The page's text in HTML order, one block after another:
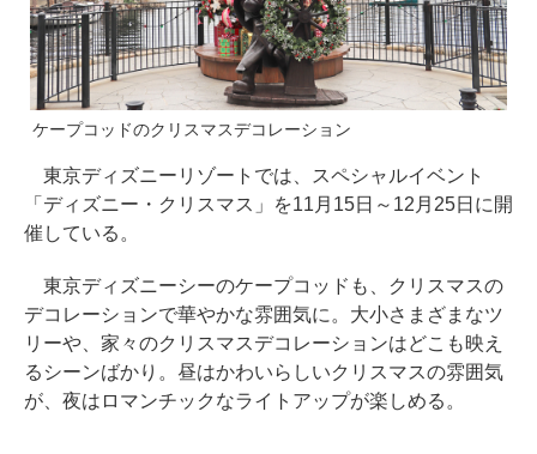
ケープコッドのクリスマスデコレーション
東京ディズニーリゾートでは、スペシャルイベント
「ディズニー・クリスマス」を11月15日～12月25日に開
催している。
東京ディズニーシーのケープコッドも、クリスマスの
デコレーションで華やかな雰囲気に。大小さまざまなツ
リーや、家々のクリスマスデコレーションはどこも映え
るシーンばかり。昼はかわいらしいクリスマスの雰囲気
が、夜はロマンチックなライトアップが楽しめる。